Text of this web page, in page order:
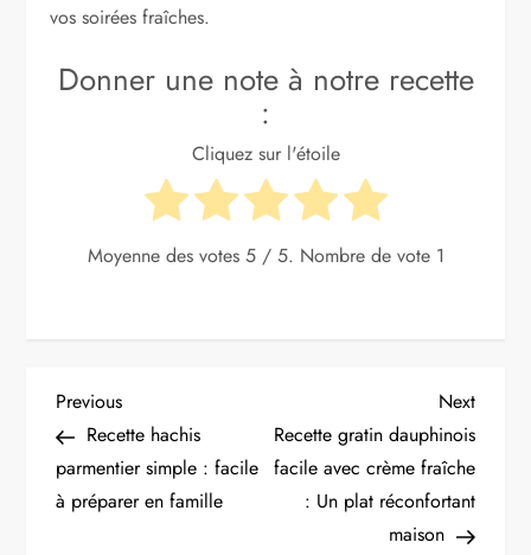
vos soirées fraîches.
Donner une note à notre recette
:
Cliquez sur l'étoile
Moyenne des votes 5/ 5. Nombre de vote 1
N
a
v
Previous
Post
Previous
Recette hachis
parmentier simple : facile
à préparer en famille
Next
Post
Next
Recette gratin dauphinois
facile avec crème fraîche
: Un plat réconfortant
maison